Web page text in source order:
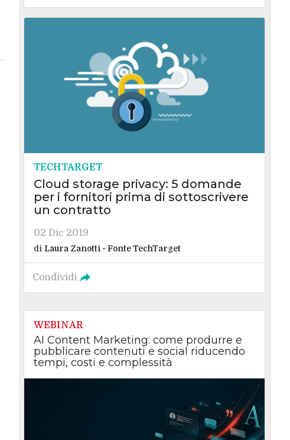
TECHTARGET
Cloud storage privacy: 5 domande
per i fornitori prima di sottoscrivere
un contratto
02 Dic 2019
di Laura Zanotti - Fonte TechTarget
Condividi
WEBINAR
AI Content Marketing: come produrre e
pubblicare contenuti e social riducendo
tempi, costi e complessità